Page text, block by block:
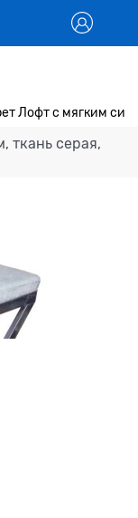
Лофт с мягким
ткань серая,